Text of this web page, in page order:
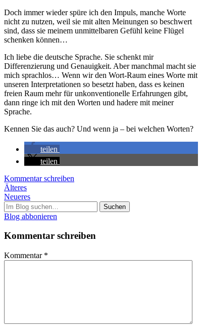
Doch immer wieder spüre ich den Impuls, manche Worte
nicht zu nutzen, weil sie mit alten Meinungen so beschwert
sind, dass sie meinem unmittelbaren Gefühl keine Flügel
schenken können…
Ich liebe die deutsche Sprache. Sie schenkt mir
Differenzierung und Genauigkeit. Aber manchmal macht sie
mich sprachlos… Wenn wir den Wort-Raum eines Worte mit
unseren Interpretationen so besetzt haben, dass es keinen
freien Raum mehr für unkonventionelle Erfahrungen gibt,
dann ringe ich mit den Worten und hadere mit meiner
Sprache.
Kennen Sie das auch? Und wenn ja – bei welchen Worten?
teilen
teilen
Kommentar schreiben
Post
navigation
Älteres
Neueres
Suchen
nach:
Blog abbonieren
Kommentar schreiben
Kommentar *